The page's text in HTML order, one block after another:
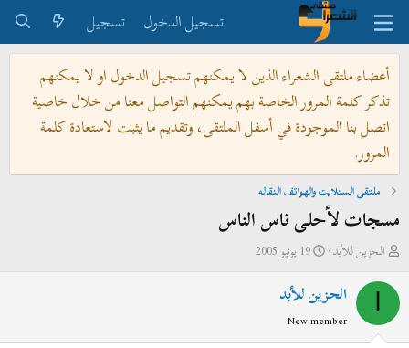
تسجيل الدخول
تسجيل
أعضاء ملتقى الشعراء الذين لا يمكنهم تسجيل الدخول او لا يمكنهم
تذكر كلمة المرور الخاصة بهم يمكنهم التواصل معنا من خلال خاصية
اتصل بنا الموجودة في أسفل الملتقى، وتقديم ما يثبت لاستعادة كلمة
المرور.
ملتقى الستلايت والهواتف النقاله
مسجات لأحلى ناس الناس
ب
ئ
الحزين للأبد
ت
ر
19 يونيو 2005
الحزين للأبد
New member